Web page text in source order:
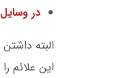
در
البته
این علائم